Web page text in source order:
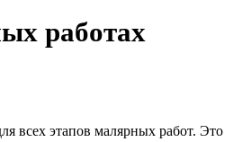
работах
всех этапов малярных работ. Это